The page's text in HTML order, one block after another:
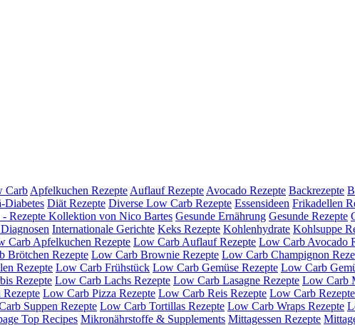
Carb Apfelkuchen Rezepte Auflauf Rezepte Avocado Rezepte Backrezepte
Diabetes Diät Rezepte Diverse Low Carb Rezepte Essensideen Frikadellen
- Rezepte Kollektion von Nico Bartes Gesunde Ernährung Gesunde Rezepte
Internationale Gerichte Keks Rezepte Kohlenhydrate Kohlsuppe
Carb Apfelkuchen Rezepte Low Carb Auflauf Rezepte Low Carb Avocado
Brötchen Rezepte Low Carb Brownie Rezepte Low Carb Champignon
Rezepte Low Carb Frühstück Low Carb Gemüse Rezepte Low Carb
Rezepte Low Carb Lachs Rezepte Low Carb Lasagne Rezepte Low Carb
Low Carb Pizza Rezepte Low Carb Reis Rezepte Low Carb Rezepte
Suppen Rezepte Low Carb Tortillas Rezepte Low Carb Wraps Rezepte
Top Recipes Mikronährstoffe & Supplements Mittagessen Rezepte